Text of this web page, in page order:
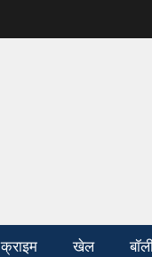
क्राइम खेल